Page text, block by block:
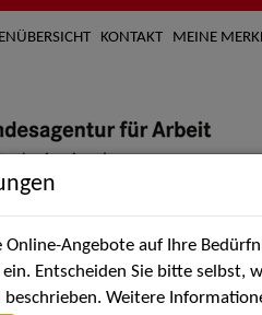
KONTAKT MEINE
Künstler*innen Über
Angebote auf Ihre
Entscheiden Sie bitte selbst,
Weitere